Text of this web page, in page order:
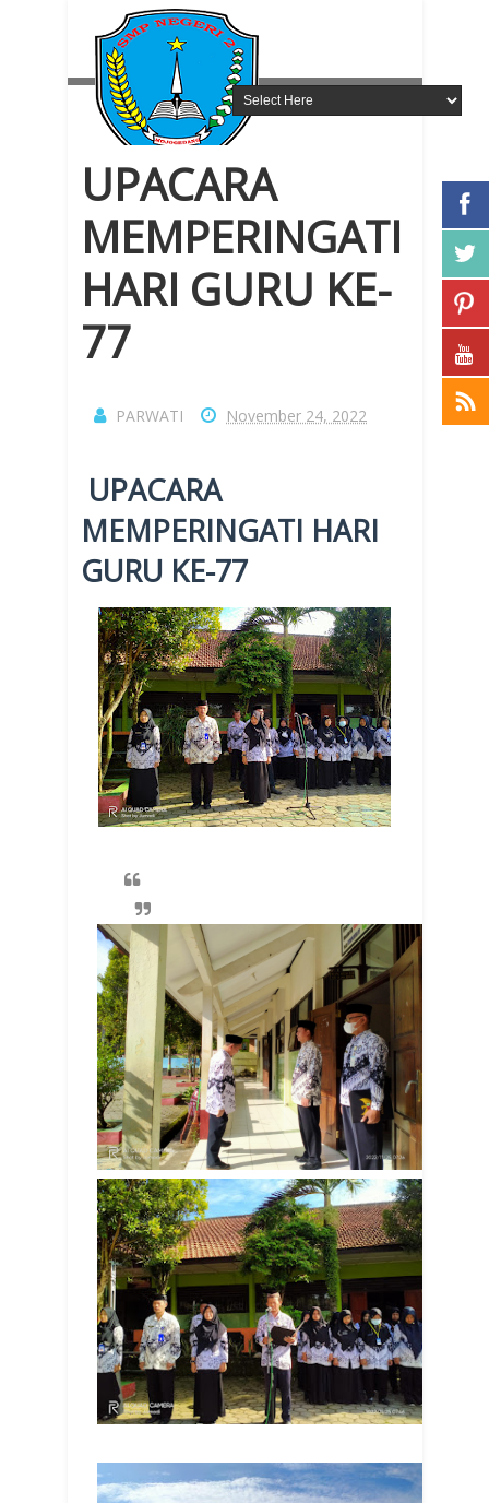
UPACARA
MEMPERINGATI
HARI GURU KE-
77
PARWATI November 24, 2022
UPACARA
MEMPERINGATI HARI
GURU KE-77